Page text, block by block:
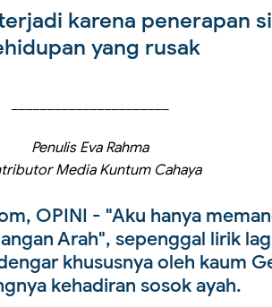
karena penerapan
yang rusak
Penulis Eva Rahma
Media Kuntum Cahaya
OPINI - "Aku hanya
Arah", sepenggal lirik
khususnya oleh kaum
kehadiran sosok ayah.